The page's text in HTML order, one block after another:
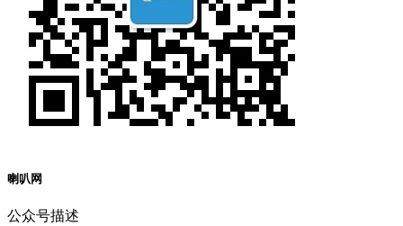
喇叭网
公众号描述